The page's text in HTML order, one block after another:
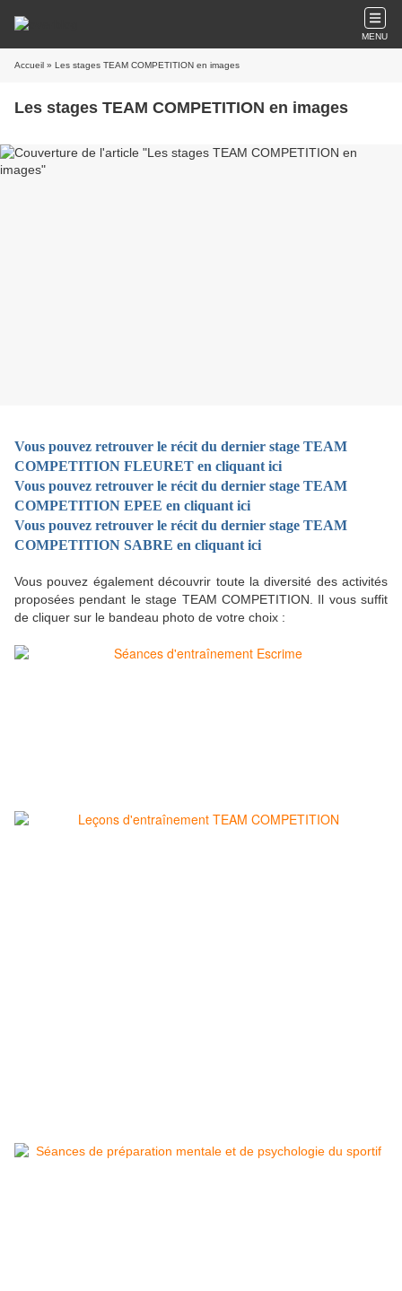
MENU
Accueil » Les stages TEAM COMPETITION en images
Les stages TEAM COMPETITION en images
Vous pouvez retrouver le récit du dernier stage TEAM
COMPETITION FLEURET en cliquant ici
Vous pouvez retrouver le récit du dernier stage TEAM
COMPETITION EPEE en cliquant ici
Vous pouvez retrouver le récit du dernier stage TEAM
COMPETITION SABRE en cliquant ici
Vous pouvez également découvrir toute la diversité des activités
proposées pendant le stage TEAM COMPETITION. Il vous suffit
de cliquer sur le bandeau photo de votre choix :